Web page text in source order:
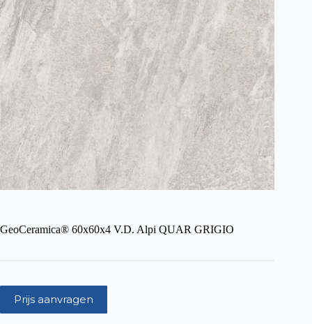
GeoCeramica® 60x60x4 V.D. Alpi QUAR GRIGIO
Prijs aanvragen